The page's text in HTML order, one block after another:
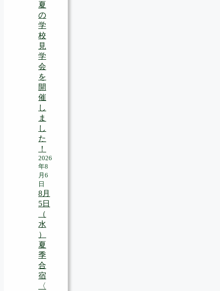
夏
の
学
校
見
学
会
を
開
催
し
ま
し
た
！
2026
年8
月6
日
8月
5日
（
水
）
夏
季
合
宿
〈